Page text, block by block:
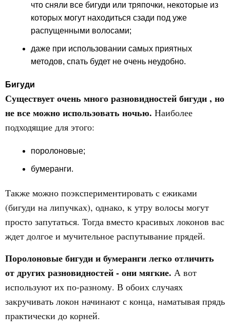
что сняли все бигуди или тряпочки, некоторые из
которых могут находиться сзади под уже
распущенными волосами;
даже при использовании самых приятных
методов, спать будет не очень неудобно.
Бигуди
Существует очень много разновидностей бигуди , но
не все можно использовать ночью. Наиболее
подходящие для этого:
поролоновые;
бумеранги.
Также можно поэкспериментировать с ежиками
(бигуди на липучках), однако, к утру волосы могут
просто запутаться. Тогда вместо красивых локонов вас
ждет долгое и мучительное распутывание прядей.
Поролоновые бигуди и бумеранги легко отличить
от других разновидностей - они мягкие. А вот
используют их по-разному. В обоих случаях
закручивать локон начинают с конца, наматывая прядь
практически до корней.